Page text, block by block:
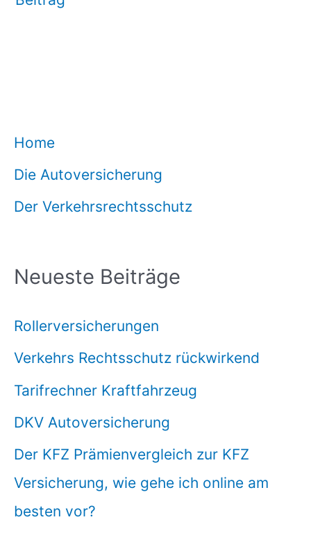
Home
Die Autoversicherung
Der Verkehrsrechtsschutz
Neueste Beiträge
Rollerversicherungen
Verkehrs Rechtsschutz rückwirkend
Tarifrechner Kraftfahrzeug
DKV Autoversicherung
Der KFZ Prämienvergleich zur KFZ
Versicherung, wie gehe ich online am
besten vor?